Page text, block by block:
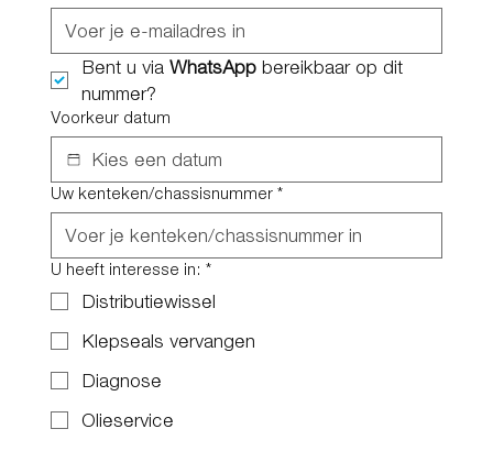
Bent u via WhatsApp bereikbaar op dit
nummer?
Voorkeur datum
Uw kenteken/chassisnummer *
U heeft interesse in: *
Distributiewissel
Klepseals vervangen
Diagnose
Olieservice